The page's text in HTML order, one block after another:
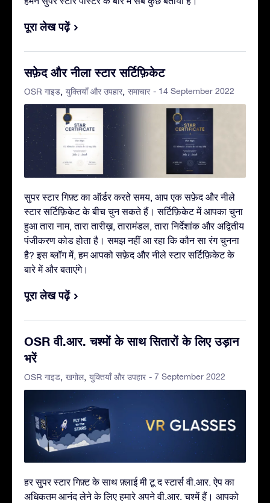
पूरा लेख पढ़ें
सफ़ेद और नीला स्टार सर्टिफ़िकेट
OSR गाइड युक्तियाँ और उपहार समाचार - 14 September 2022
सुपर स्टार गिफ़्ट का ऑर्डर करते समय, आप एक सफ़ेद और नीले
स्टार सर्टिफ़िकेट के बीच चुन सकते हैं। सर्टिफ़िकेट में आपका चुना
हुआ तारा नाम, तारा तारीख़, तारामंडल, तारा निर्देशांक और अद्वितीय
पंजीकरण कोड होता है। समझ नहीं आ रहा कि कौन सा रंग चुनना
है? इस ब्लॉग में, हम आपको सफ़ेद और नीले स्टार सर्टिफ़िकेट के
बारे में और बताएंगे।
पूरा लेख पढ़ें
OSR वी.आर. चश्मों के साथ सितारों के लिए उड़ान
भरें
OSR गाइड खगोल युक्तियाँ और उपहार - 7 September 2022
हर सुपर स्टार गिफ़्ट के साथ फ़्लाई मी टू द स्टार्स वी.आर. ऐप का
अधिकतम आनंद लेने के लिए हमारे अपने वी.आर. चश्में हैं। आपको